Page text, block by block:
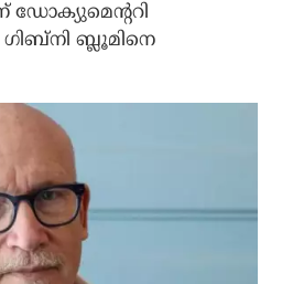
ഡോക്യുമെന്ററി
ഗിബ്നി ബ്ലൂമിനെ